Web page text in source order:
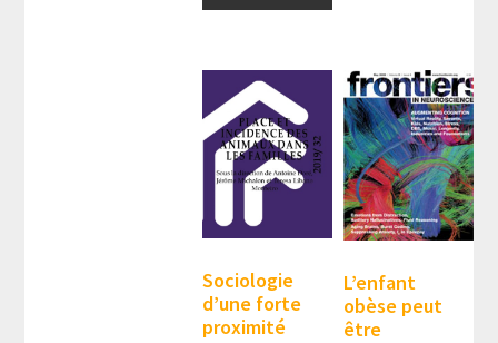
Sociologie
d’une forte
proximité
L’enfant
obèse peut
être